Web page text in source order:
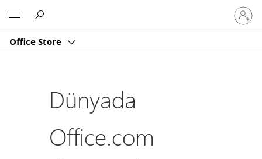
Office Store
oturum
açın
Dünyada
Office.com